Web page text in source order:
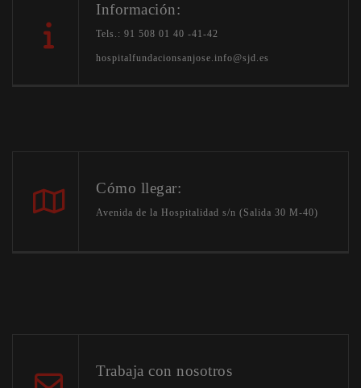
Información:
Tels.: 91 508 01 40 -41-42
hospitalfundacionsanjose.info@sjd.es
Cómo llegar:
Avenida de la Hospitalidad s/n (Salida 30 M-40)
Trabaja con nosotros